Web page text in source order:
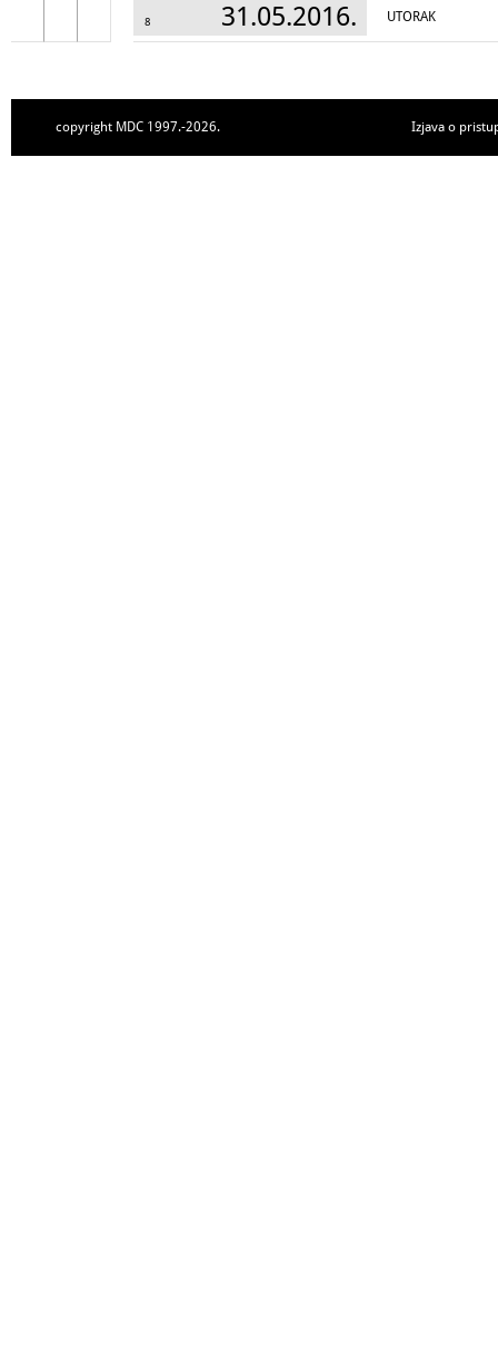
8 31.05.2016. UTORAK
copyright MDC 1997.-2026. Izjava o